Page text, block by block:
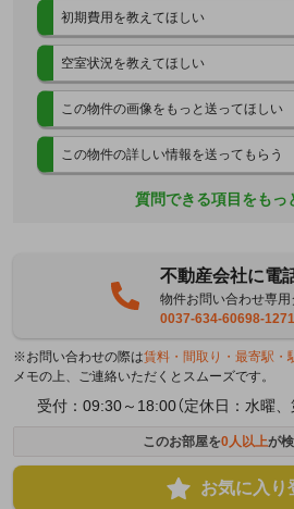
初期費用を教えてほしい
空室状況を教えてほしい
この物件の画像をもっと送ってほしい
この物件の詳しい情報を送ってもらう
質問できる項目をもっ
不動産会社に電
物件お問い合わせ専用
0037-634-60698-
※お問い合わせの際は賃料・間取り・最寄駅・
メモの上、ご連絡いただくとスムーズです。
受付：09:30～18:00（定休日：水曜、
このお部屋を0人以上が
お気に入り